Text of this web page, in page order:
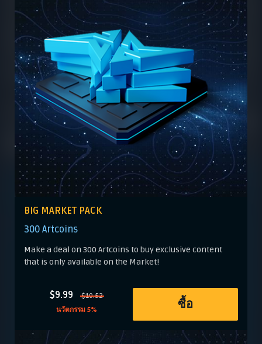
BIG MARKET PACK
300 Artcoins
Make a deal on 300 Artcoins to buy exclusive content
that is only available on the Market!
$9.99
$10.52
นวัตกรรม 5%
ซื้อ